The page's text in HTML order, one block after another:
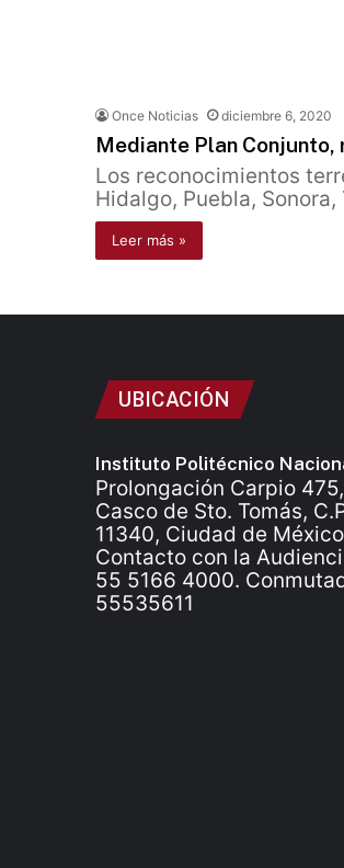
Once Noticias diciembre 6, 2020
Mediante Plan
Los reconocimientos
Hidalgo, Puebla,
Leer más »
UBICACIÓN
Instituto Politécnico
Prolongación Carpio
Casco de Sto. Tomás,
11340, Ciudad de México
Contacto con la
55 5166 4000.
55535611